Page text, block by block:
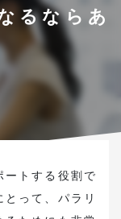
るならあ
ートする役割で
って、パラリ